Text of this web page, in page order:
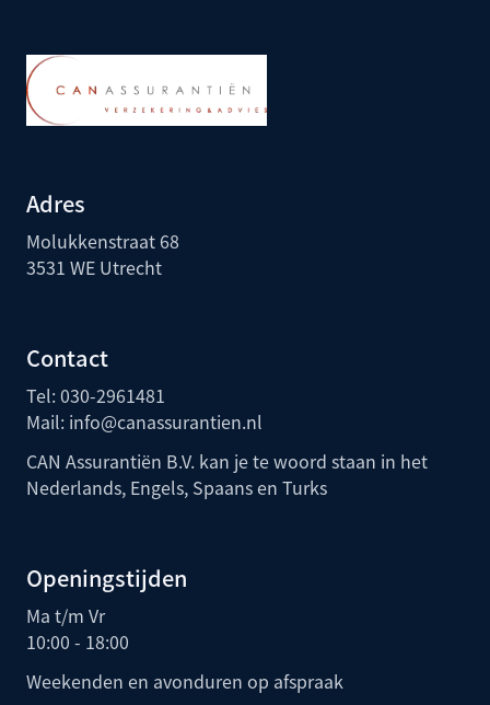
Adres
Molukkenstraat 68
3531 WE Utrecht
Contact
Tel:030-2961481
Mail: info@canassurantien.nl
CAN Assurantiën B.V. kan je te woord staan in het
Nederlands, Engels, Spaans en Turks
Openingstijden
Ma t/m Vr
10:00 - 18:00
Weekenden en avonduren op afspraak